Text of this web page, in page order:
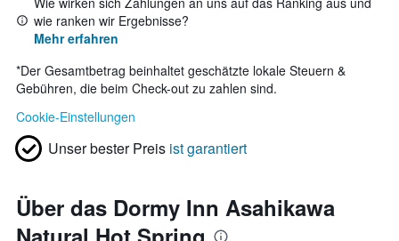
wie ranken wir Ergebnisse?
Mehr erfahren
*Der Gesamtbetrag beinhaltet geschätzte lokale Steuern &
Gebühren, die beim Check-out zu zahlen sind.
Cookie-Einstellungen
Unser bester Preis ist garantiert
Über das Dormy Inn Asahikawa